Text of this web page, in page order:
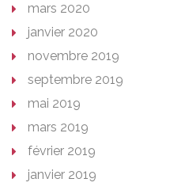
mars 2020
janvier 2020
novembre 2019
septembre 2019
mai 2019
mars 2019
février 2019
janvier 2019